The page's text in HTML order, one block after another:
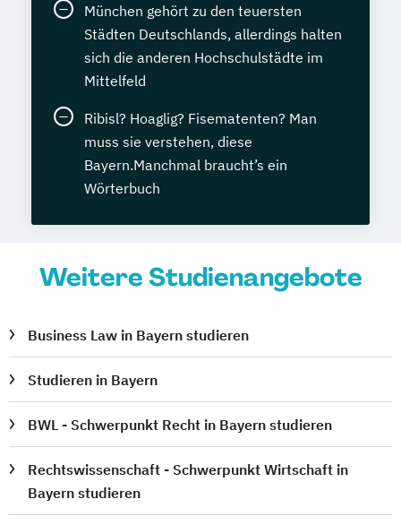
München gehört zu den teuersten
Städten Deutschlands, allerdings halten
sich die anderen Hochschulstädte im
Mittelfeld
Ribisl? Hoaglig? Fisematenten? Man
muss sie verstehen, diese
Bayern.Manchmal braucht’s ein
Wörterbuch
Weitere Studienangebote
Business Law in Bayern studieren
Studieren in Bayern
BWL - Schwerpunkt Recht in Bayern studieren
Rechtswissenschaft - Schwerpunkt Wirtschaft in
Bayern studieren